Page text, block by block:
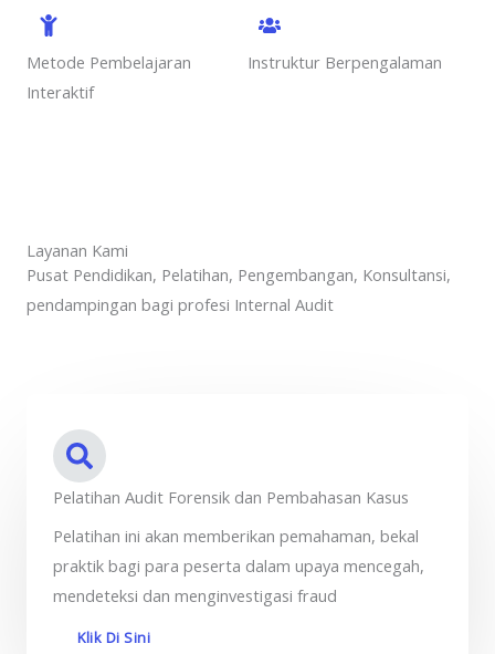
Metode Pembelajaran
Interaktif
Instruktur Berpengalaman
Layanan Kami
Pusat Pendidikan, Pelatihan, Pengembangan, Konsultansi,
pendampingan bagi profesi Internal Audit
Pelatihan Audit Forensik dan Pembahasan Kasus
Pelatihan ini akan memberikan pemahaman, bekal
praktik bagi para peserta dalam upaya mencegah,
mendeteksi dan menginvestigasi fraud
Klik Di Sini